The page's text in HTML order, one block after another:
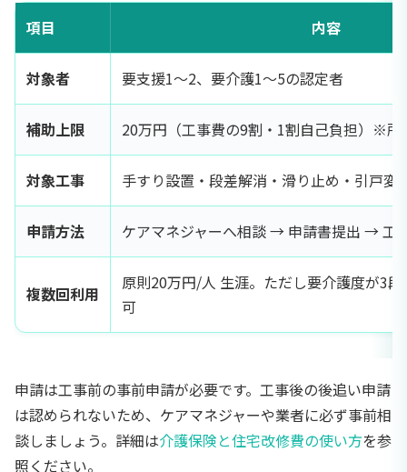
項目 内容
対象者 要支援1〜2、要介護1〜5の認定者
補助上限 20万円（工事費の9割・1割自己負担）※所
対象工事 手すり設置・段差解消・滑り止め・引戸変
申請方法 ケアマネジャーへ相談 → 申請書提出 → 工
複数回利用
原則20万円/人 生涯。ただし要介護度が3
可
申請は工事前の事前申請が必要です。工事後の後追い申請
は認められないため、ケアマネジャーや業者に必ず事前相
談しましょう。詳細は介護保険と住宅改修費の使い方を参
照ください。